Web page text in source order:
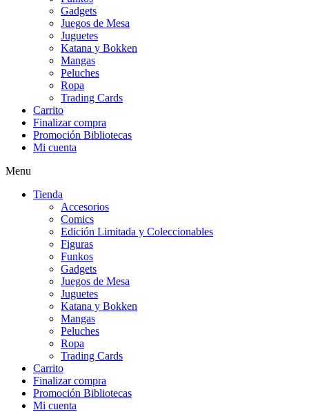
Gadgets
Juegos de Mesa
Juguetes
Katana y Bokken
Mangas
Peluches
Ropa
Trading Cards
Carrito
Finalizar compra
Promoción Bibliotecas
Mi cuenta
Menu
Tienda
Accesorios
Comics
Edición Limitada y Coleccionables
Figuras
Funkos
Gadgets
Juegos de Mesa
Juguetes
Katana y Bokken
Mangas
Peluches
Ropa
Trading Cards
Carrito
Finalizar compra
Promoción Bibliotecas
Mi cuenta